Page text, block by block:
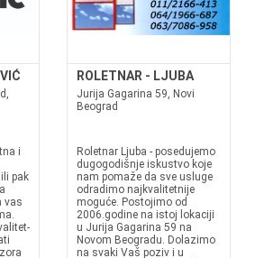
i
pak
vas
ROLETNAR - LJUBA
Jurija Gagarina 59, Novi
Beograd
Roletnar Ljuba - posedujemo
dugogodišnje iskustvo koje
nam pomaže da sve usluge
odradimo najkvalitetnije
moguće. Postojimo od
2006.godine na istoj lokaciji
u Jurija Gagarina 59 na
Novom Beogradu. Dolazimo
na svaki Vaš poziv i u